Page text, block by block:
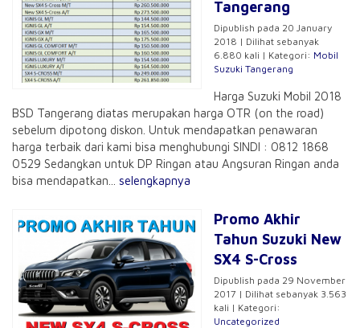
Tangerang
Dipublish pada 20 January
2018 | Dilihat sebanyak
6.880 kali | Kategori: Mobil
Suzuki Tangerang
Harga Suzuki Mobil 2018
BSD Tangerang diatas merupakan harga OTR (on the road)
sebelum dipotong diskon. Untuk mendapatkan penawaran
harga terbaik dari kami bisa menghubungi SINDI : 0812 1868
0529 Sedangkan untuk DP Ringan atau Angsuran Ringan anda
bisa mendapatkan... selengkapnya
Promo Akhir
Tahun Suzuki New
SX4 S-Cross
Dipublish pada 29 November
2017 | Dilihat sebanyak 3.563
kali | Kategori:
Uncategorized